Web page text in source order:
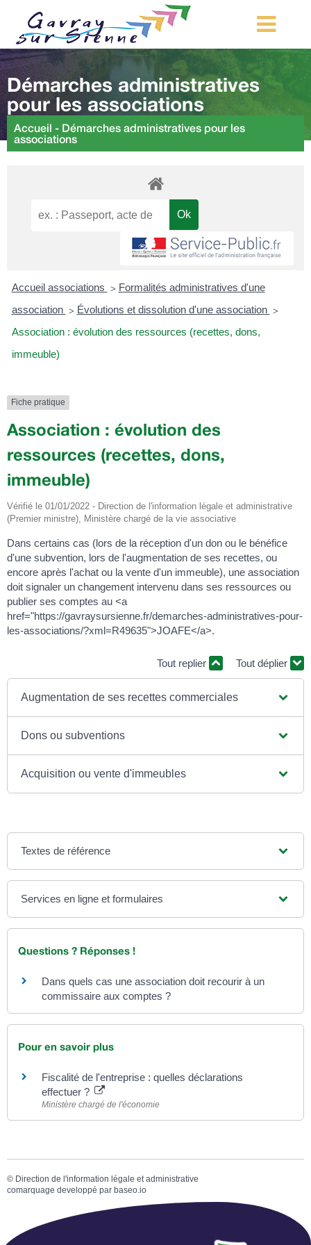
MA COMMUNE
MON QUOTIDIEN
LOISIRS ET TOURISME
MES DÉMARCHES
CONTACT
Démarches d’urbanisme
Démarches administratives
pour les associations
Accueil - Démarches administratives pour les
associations
Accueil associations > Formalités administratives d'une
association > Évolutions et dissolution d'une association >
Association : évolution des ressources (recettes, dons,
immeuble)
Fiche pratique
Association : évolution des
ressources (recettes, dons,
immeuble)
Vérifié le 01/01/2022 - Direction de l'information légale et administrative
(Premier ministre), Ministère chargé de la vie associative
Dans certains cas (lors de la réception d'un don ou le bénéfice
d'une subvention, lors de l'augmentation de ses recettes, ou
encore après l'achat ou la vente d'un immeuble), une association
doit signaler un changement intervenu dans ses ressources ou
publier ses comptes au <a
href="https://gavraysursienne.fr/demarches-administratives-pour-
les-associations/?xml=R49635">JOAFE</a>.
Tout replier Tout déplier
Augmentation de ses recettes commerciales
Dons ou subventions
Acquisition ou vente d'immeubles
Textes de référence
Services en ligne et formulaires
Questions ? Réponses !
Dans quels cas une association doit recourir à un
commissaire aux comptes ?
Pour en savoir plus
Fiscalité de l'entreprise : quelles déclarations
effectuer ?
Ministère chargé de l'économie
© Direction de l'information légale et administrative
comarquage developpé par baseo.io